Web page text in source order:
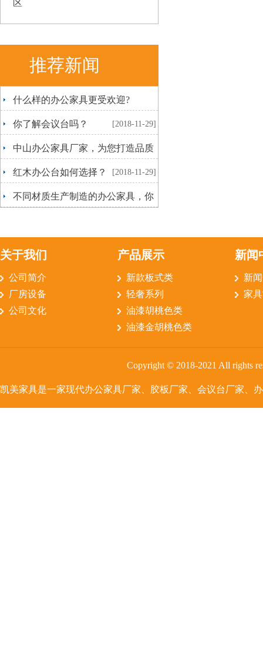
区
推荐新闻
什么样的办公家具更受欢迎?
[2018-12-20]
你了解会议台吗？ [2018-11-29]
中山办公家具厂家，为您打造品质
生活 [2018-11-29]
红木办公台如何选择？ [2018-11-29]
不同材质生产制造的办公家具，你
关于我们
公司简介
厂房设备
公司文化
产品展示
新款板式类
轻奢系列
油漆胡桃色类
油漆金胡桃色类
新闻
新
家
Copyright © 2018-2021 All rights
凯美家具是一家现代办公家具厂家、胶板厂家、会议台厂家、